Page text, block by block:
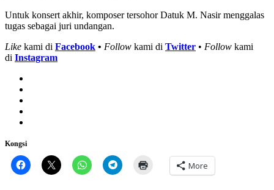
Untuk konsert akhir, komposer tersohor Datuk M. Nasir menggalas
tugas sebagai juri undangan.
Like kami di Facebook • Follow kami di Twitter • Follow kami
di Instagram
Kongsi
More